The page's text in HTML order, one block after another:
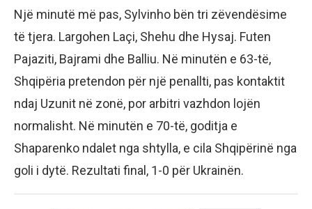
Një minutë më pas, Sylvinho bën tri zëvendësime
të tjera. Largohen Laçi, Shehu dhe Hysaj. Futen
Pajaziti, Bajrami dhe Balliu. Në minutën e 63-të,
Shqipëria pretendon për një penallti, pas kontaktit
ndaj Uzunit në zonë, por arbitri vazhdon lojën
normalisht. Në minutën e 70-të, goditja e
Shaparenko ndalet nga shtylla, e cila Shqipërinë nga
goli i dytë. Rezultati final, 1-0 për Ukrainën.